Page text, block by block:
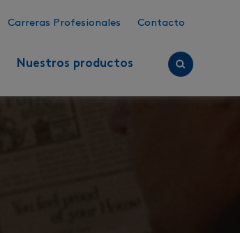
Carreras Profesionales Contacto
Nuestros productos